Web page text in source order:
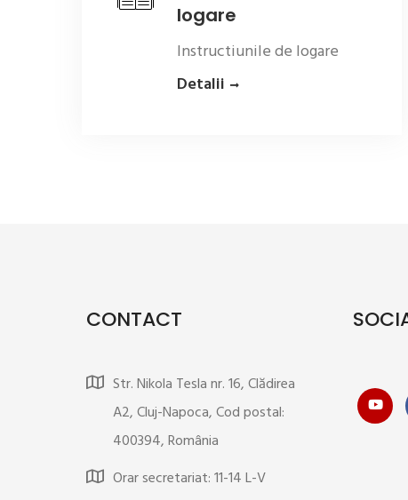
logare
Instructiunile de logare
Detalii
CONTACT
Str. Nikola Tesla nr. 16, Clădirea
A2, Cluj-Napoca, Cod postal:
400394, România
Orar secretariat: 11-14 L-V